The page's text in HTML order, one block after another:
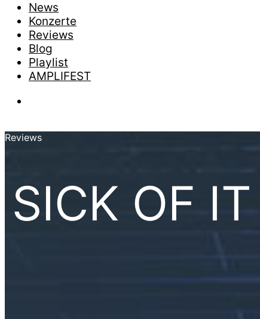
News
Konzerte
Reviews
Blog
Playlist
AMPLIFEST
Reviews
SICK OF